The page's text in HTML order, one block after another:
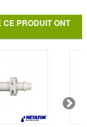
PRODUIT ONT